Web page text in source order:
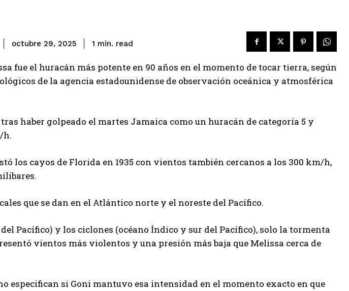
octubre 29, 2025 1 min. read
fue el huracán más potente en 90 años en el momento de tocar tierra, según
de la agencia estadounidense de observación oceánica y atmosférica
haber golpeado el martes Jamaica como un huracán de categoría 5 y
h.
los cayos de Florida en 1935 con vientos también cercanos a los 300 km/h,
que se dan en el Atlántico norte y el noreste del Pacífico.
Pacífico) y los ciclones (océano Índico y sur del Pacífico), solo la tormenta
vientos más violentos y una presión más baja que Melissa cerca de
especifican si Goni mantuvo esa intensidad en el momento exacto en que